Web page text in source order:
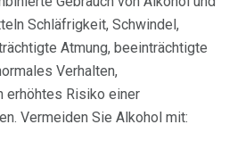
Schläfrigkeit, Schwindel,
Atmung, beeinträchtigte
Verhalten,
erhöhtes Risiko einer
Vermeiden Sie Alkohol mit: